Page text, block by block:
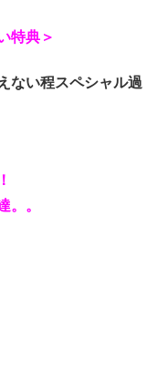
特典＞
ない程スペシャル過
。。